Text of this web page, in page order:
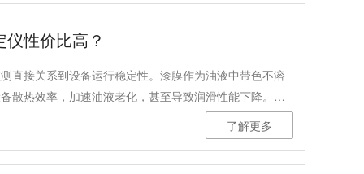
性价比高？
直接关系到设备运行稳定性。漆膜作为油液中带色不溶
散热效率，加速油液老化，甚至导致润滑性能下降。因
成为电力、石化、钢铁等行业用户关注的问题。了解更多